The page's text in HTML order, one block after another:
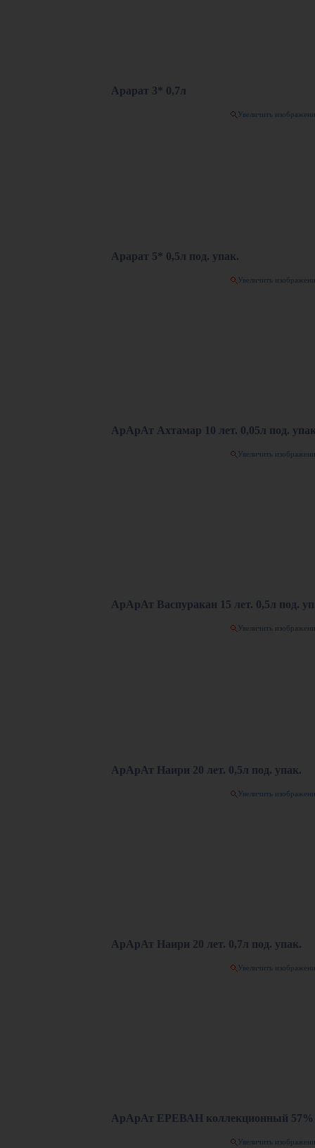
Арарат 3* 0,7л
Увеличить
Арарат 5* 0,5л под. упак.
Увеличить
АрАрАт Ахтамар 10 лет. 0,05л под.
Увеличить
АрАрАт Васпуракан 15 лет. 0,5л под.
Увеличить
АрАрАт Наири 20 лет. 0,5л под. упак.
Увеличить
АрАрАт Наири 20 лет. 0,7л под. упак.
Увеличить
АрАрАт ЕРЕВАН коллекционный 57%
Увеличить